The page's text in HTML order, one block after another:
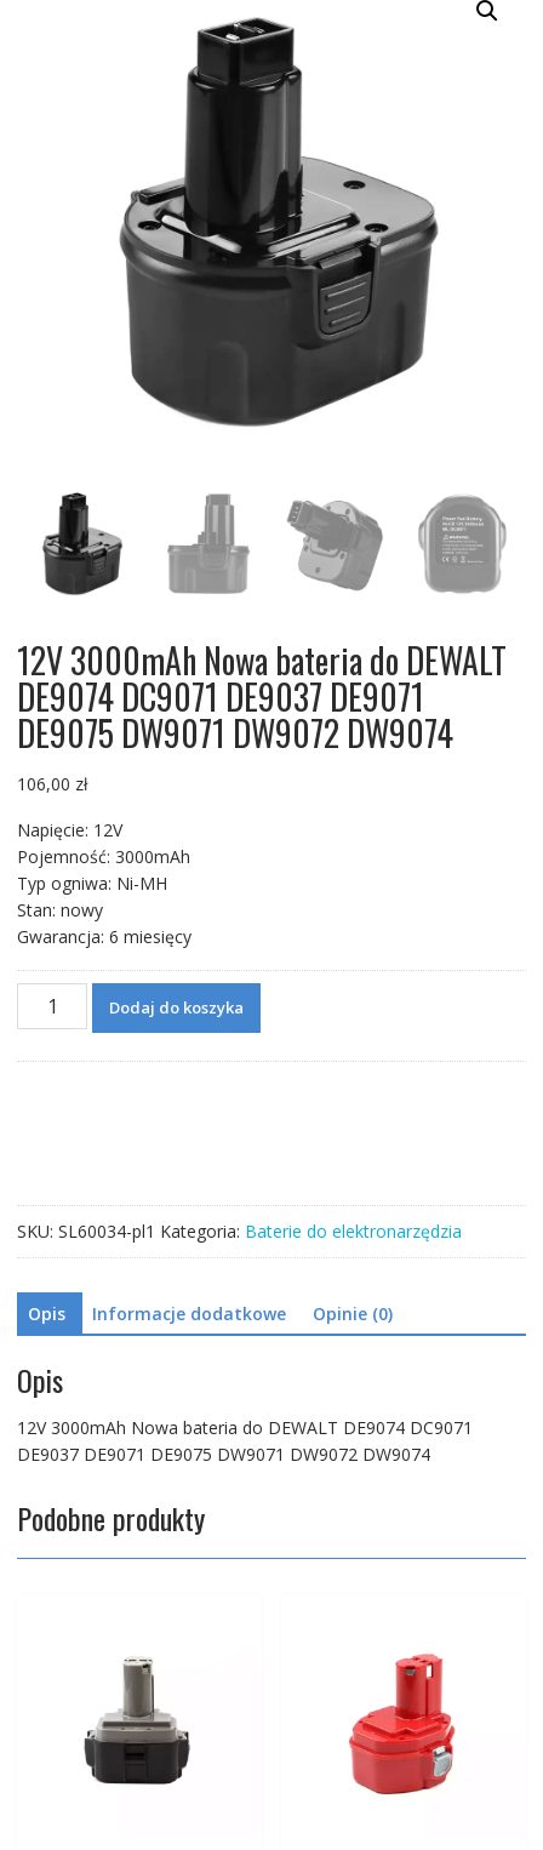
12V 3000mAh Nowa bateria do DEWALT
DE9074 DC9071 DE9037 DE9071
DE9075 DW9071 DW9072 DW9074
106,00 zł
Napięcie: 12V
Pojemność: 3000mAh
Typ ogniwa: Ni-MH
Stan: nowy
Gwarancja: 6 miesięcy
ilość
DC9071
DE9037
DE9071
DE9075
DW9071
DW9072
DW9074
Dodaj do koszyka
SKU: SL60034-pl1 Kategoria: Baterie do elektronarzędzia
Opis Informacje dodatkowe Opinie (0)
Opis
12V 3000mAh Nowa bateria do DEWALT DE9074 DC9071
DE9037 DE9071 DE9075 DW9071 DW9072 DW9074
Podobne produkty